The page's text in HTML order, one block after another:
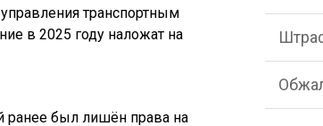
транспортным
в 2025 году наложат на
ранее был лишён права на